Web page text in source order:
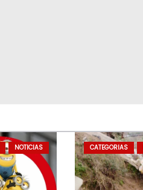
NOTICIAS CATEGORIAS